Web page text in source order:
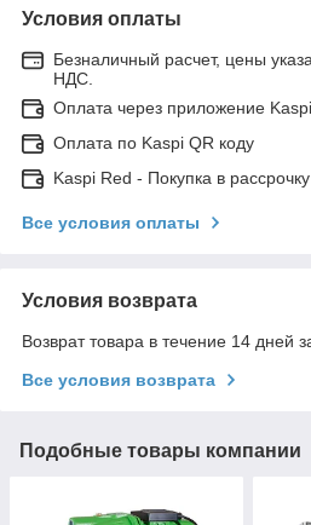
Условия оплаты
Безналичный расчет, цены
НДС.
Оплата через приложение
Оплата по Kaspi QR коду
Kaspi Red - Покупка в рассрочку
Все условия оплаты
Условия возврата
Возврат товара в течение 14 дней
Все условия возврата
Подобные товары компании